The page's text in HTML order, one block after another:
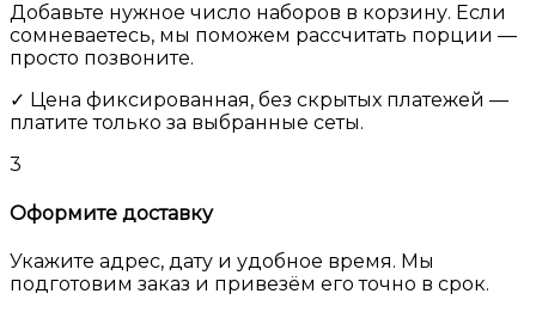
Добавьте нужное число наборов в корзину. Если
сомневаетесь, мы поможем рассчитать порции —
просто позвоните.
✓ Цена фиксированная, без скрытых платежей —
платите только за выбранные сеты.
3
Оформите доставку
Укажите адрес, дату и удобное время. Мы
подготовим заказ и привезём его точно в срок.